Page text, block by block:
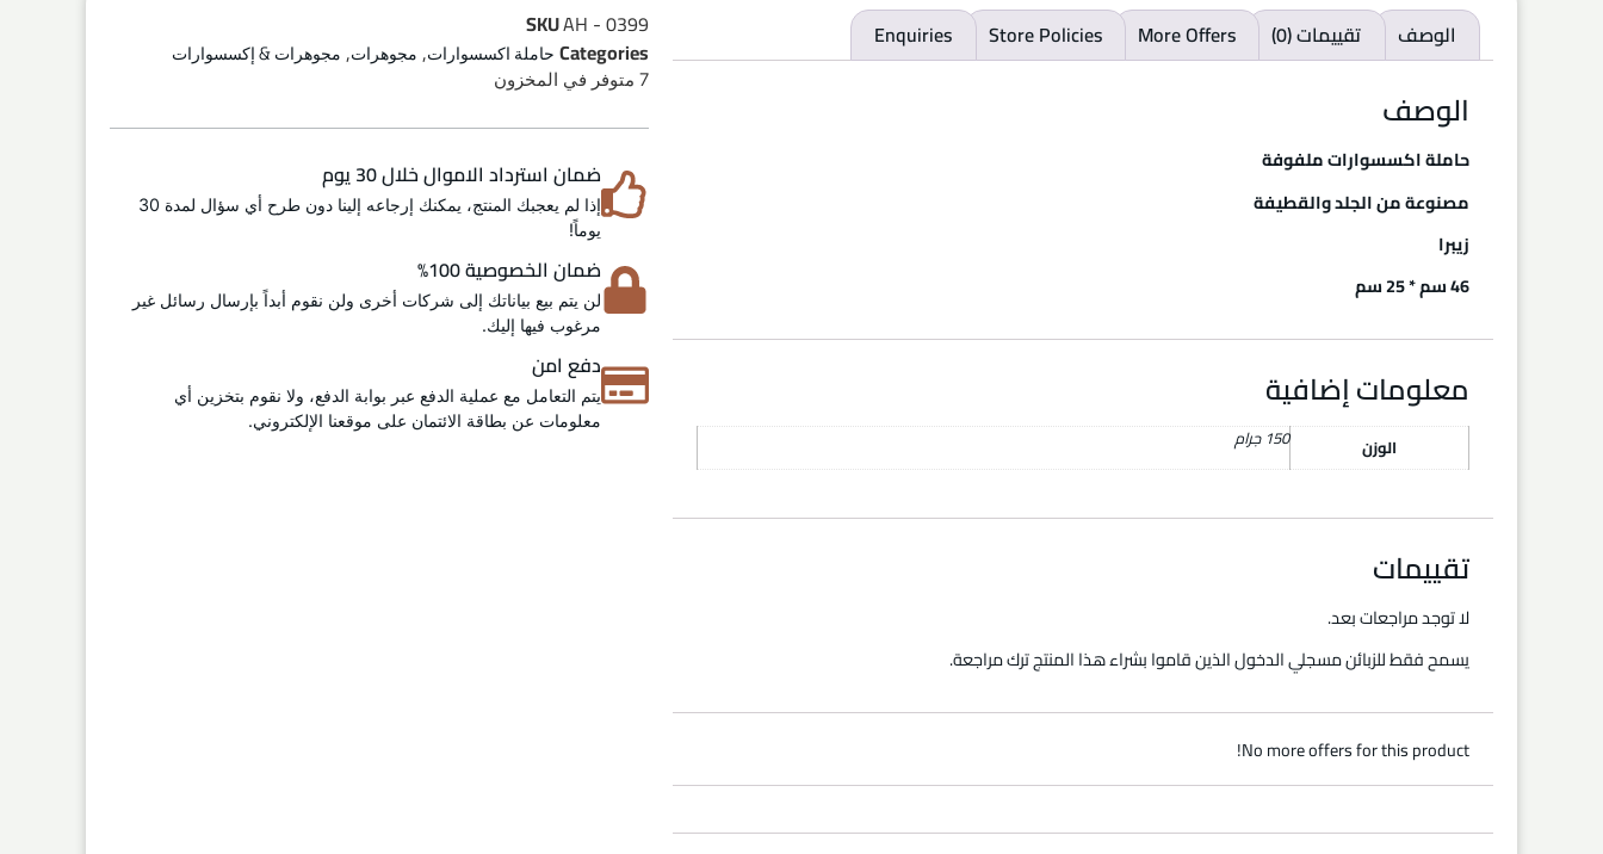
الوصف تقييمات (0) More Offers
Store Policies
Enquiries
الوصف
حاملة اكسسوارات ملفوفة
مصنوعة من الجلد والقطيفة
زيبرا
46 سم * 25 سم
معلومات إضافية
الوزن 150 جرام
تقييمات
لا توجد مراجعات بعد.
يسمح فقط للزبائن مسجلي الدخول الذين قاموا بشراء هذا المنتج ترك مراجعة.
No more offers for this product!
SKUAH - 0399
Categories حاملة اكسسوارات, مجوهرات, مجوهرات & إكسسوارات
7 متوفر في المخزون
ضمان استرداد الاموال خلال 30 يوم
إذا لم يعجبك المنتج، يمكنك إرجاعه إلينا دون طرح أي سؤال لمدة 30
يوماً!
ضمان الخصوصية 100%
لن يتم بيع بياناتك إلى شركات أخرى ولن نقوم أبداً بإرسال رسائل غير
مرغوب فيها إليك.
دفع امن
يتم التعامل مع عملية الدفع عبر بوابة الدفع، ولا نقوم بتخزين أي
معلومات عن بطاقة الائتمان على موقعنا الإلكتروني.